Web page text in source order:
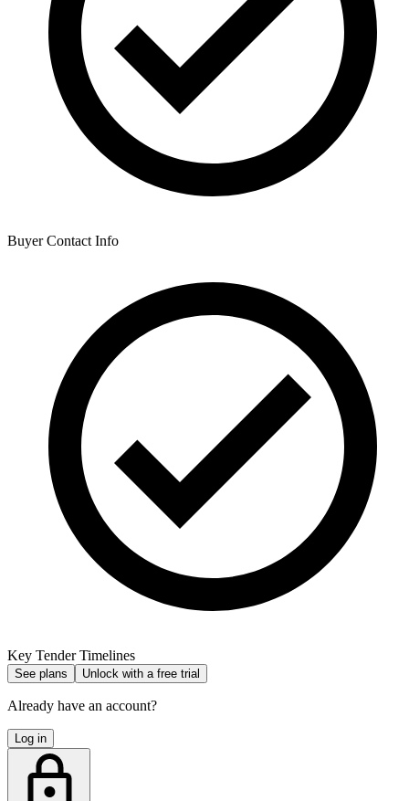
Buyer Contact Info
Key Tender Timelines
See plans Unlock with a free trial
Already have an account?
Log in